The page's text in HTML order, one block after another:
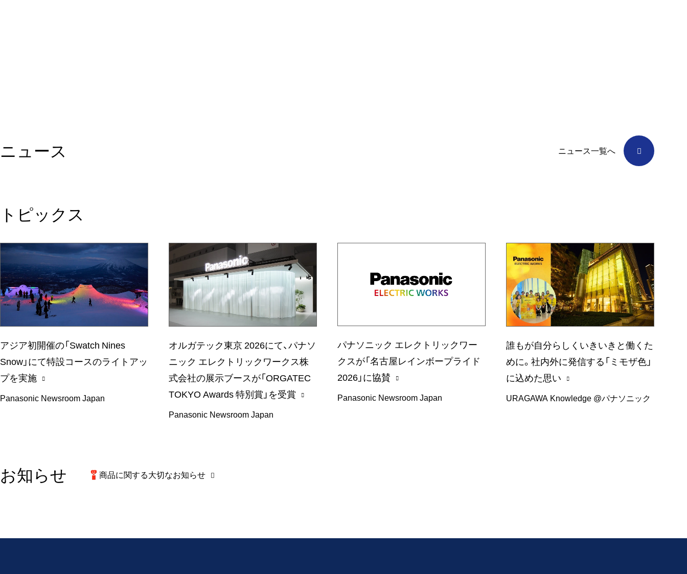
ニュース ニュース一覧へ
トピックス
アジア初開催の「Swatch Nines
Snow」にて特設コースのライトアッ
プを実施
Panasonic Newsroom Japan
オルガテック東京 2026にて、パナソ
ニック エレクトリックワークス株
式会社の展示ブースが「ORGATEC
TOKYO Awards 特別賞」を受賞
Panasonic Newsroom Japan
パナソニック エレクトリックワー
クスが「名古屋レインボープライド
2026」に協賛
Panasonic Newsroom Japan
誰もが自分らしくいきいきと働くた
めに。社内外に発信する「ミモザ色」
に込めた思い
URAGAWA Knowledge @パナソニック
お知らせ 商品に関する大切なお知らせ